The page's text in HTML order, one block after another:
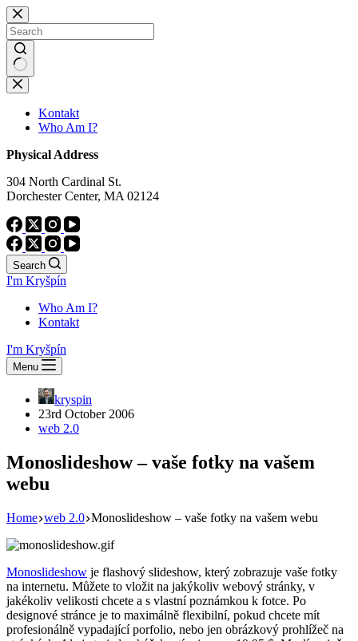
Skip
to
content
No
results
Kontakt
Who Am I?
Physical Address
304 North Cardinal St.
Dorchester Center, MA 02124
Search
I'm Kryšpín
Who Am I?
Kontakt
I'm Kryšpín
Menu
kryspin
23rd October 2006
web 2.0
Monoslideshow – vaše fotky na vašem
webu
Home web 2.0 Monoslideshow – vaše fotky na vašem webu
Monoslideshow je flashový slideshow, který zobrazuje vaše fotky
na internetu. Můžete to vložit na jakýkoliv webový stránky, v
jakékoliv velikosti chcete a s vlastní poznámkou k fotce. Po
designové stránce je to maximálně flexibilní, pokud chcete mít
profesionálně vypadající porfolio, nebo jen obrázkový prohlížeč na